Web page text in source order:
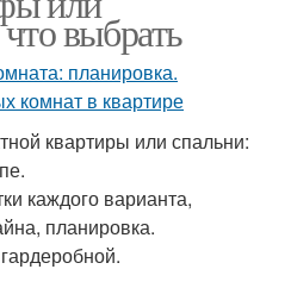
выбрать
квартиры или спальни:
каждого варианта,
планировка.